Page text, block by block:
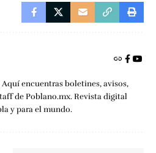
encuentras boletines, avisos,
de Poblano.mx. Revista digital
y para el mundo.